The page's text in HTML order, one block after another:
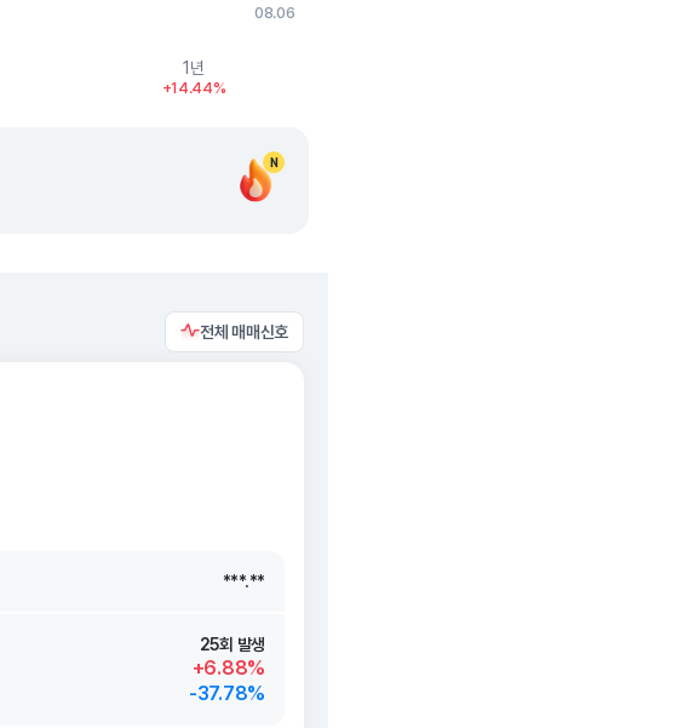
08.06
1년
+14.44%
N
전체 매매신호
***.**
***.**
25회 발생
+6.88%
-37.78%